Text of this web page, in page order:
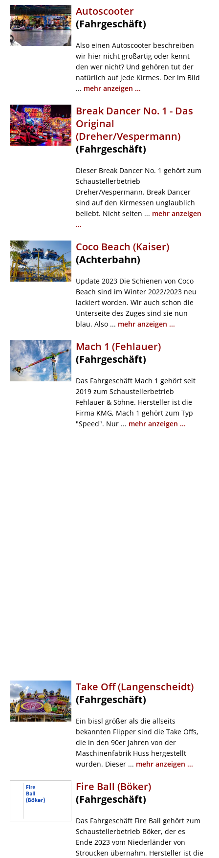
Autoscooter
(Fahrgeschäft)
Also einen Autoscooter beschreiben
wir hier nicht großartig oder kennt
den wer nicht? Und gehören tut der
natürlich auf jede Kirmes. Der im Bild
... mehr anzeigen ...
Break Dancer No. 1 - Das
Original
(Dreher/Vespermann)
(Fahrgeschäft)
Dieser Break Dancer No. 1 gehört zum
Schaustellerbetrieb
Dreher/Vespermann. Break Dancer
sind auf den Kirmessen unglaublich
beliebt. Nicht selten ... mehr anzeigen
...
Coco Beach (Kaiser)
(Achterbahn)
Update 2023 Die Schienen von Coco
Beach sind im Winter 2022/2023 neu
lackiert worden. Wir auch schon die
Unterseite des Zuges sind sie nun
blau. Also ... mehr anzeigen ...
Mach 1 (Fehlauer)
(Fahrgeschäft)
Das Fahrgeschäft Mach 1 gehört seit
2019 zum Schaustellerbetrieb
Fehlauer & Söhne. Hersteller ist die
Firma KMG, Mach 1 gehört zum Typ
"Speed". Nur ... mehr anzeigen ...
Take Off (Langenscheidt)
(Fahrgeschäft)
Ein bissl größer als die allseits
bekannten Flipper sind die Take Offs,
die in den 90er Jahren von der
Maschinenfabrik Huss hergestellt
wurden. Dieser ... mehr anzeigen ...
Fire Ball (Böker)
(Fahrgeschäft)
Das Fahrgeschäft Fire Ball gehört zum
Schaustellerbetrieb Böker, der es
Ende 2023 vom Niederländer von
Stroucken übernahm. Hersteller ist die